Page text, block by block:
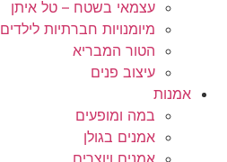
עצמאי בשטח – טל איתן
מיומנויות חברתיות לילדים
הטור המבריא
עיצוב פנים
אמנות
במה ומופעים
אמנים בגולן